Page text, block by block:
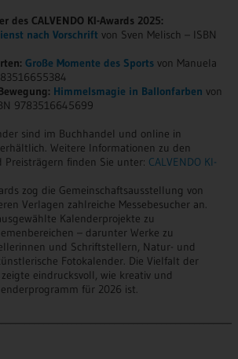
des CALVENDO KI-Awards 2025:
nach Vorschrift von Sven Melisch – ISBN
Große Momente des Sports von Manuela
Himmelsmagie in Ballonfarben von
9783516645699
sind im Buchhandel und online in
Weitere Informationen zu den
Preisträgern finden Sie unter: CALVENDO KI-
zog die Gemeinschaftsausstellung von
Verlagen zahlreiche Messebesucher an.
Kalenderprojekte zu
– darunter Werke zu
und Schriftstellern, Natur- und
Fotokalender. Die Vielfalt der
eindrucksvoll, wie kreativ und
für 2026 ist.